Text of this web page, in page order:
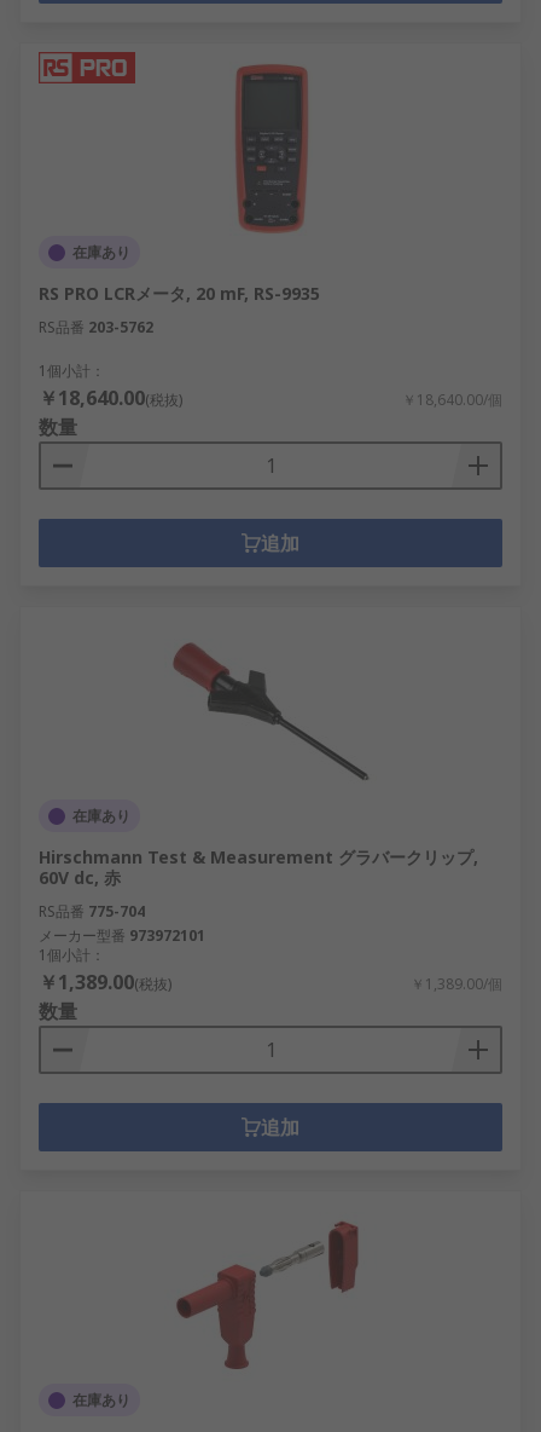
在庫あり
RS PRO LCRメータ, 20 mF, RS-9935
RS品番 203-5762
1個小計：
￥18,640.00(税抜) ￥18,640.00/個
数量
追加
在庫あり
Hirschmann Test & Measurement グラバークリップ,
60V dc, 赤
RS品番 775-704
メーカー型番 973972101
1個小計：
￥1,389.00(税抜) ￥1,389.00/個
数量
追加
在庫あり